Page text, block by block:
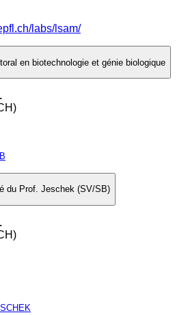
labs/lsam/
en biotechnologie et génie biologique
du Prof. Jeschek (SV/SB)